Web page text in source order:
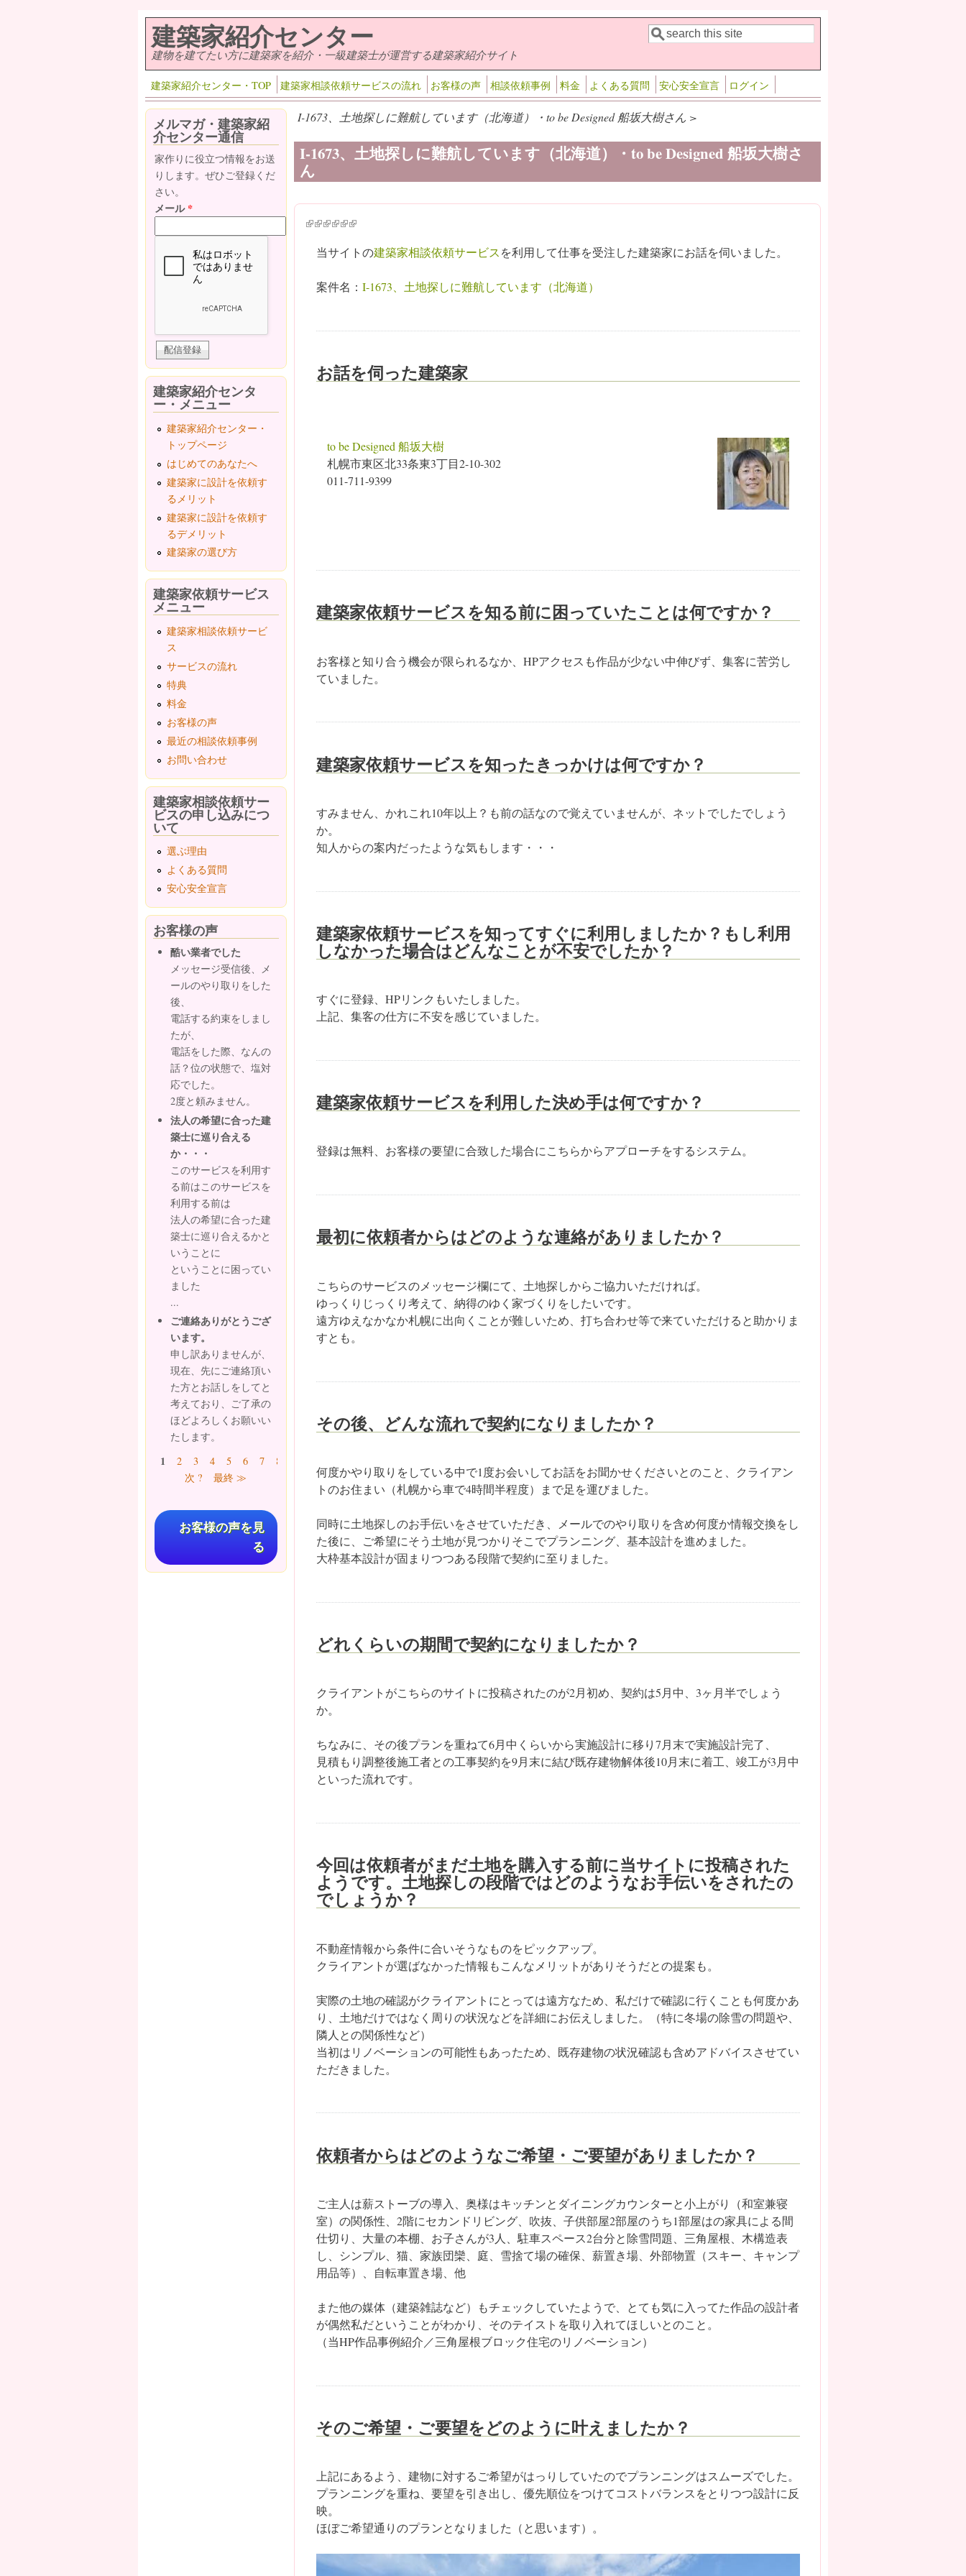
建築家紹介センター
建物を建てたい方に建築家を紹介・一級建築士が運営する建築家紹介サイト 検索フォーム
検索
建築家紹介センター・TOP 建築家相談依頼サービスの流れ お客様の声 相談依頼事例 料金 よくある質問 安心安全宣言 ログイン
I-1673、土地探しに難航しています（北海道）・to be Designed 船坂大樹さん >
I-1673、土地探しに難航しています（北海道）・to be Designed 船坂大樹さ
ん
(link is external)
(link is external)
(link is external)
(link is external)
(link is external)
(link is external)
当サイトの建築家相談依頼サービスを利用して仕事を受注した建築家にお話を伺いました。
案件名： I-1673、土地探しに難航しています（北海道）
お話を伺った建築家
to be Designed 船坂大樹
札幌市東区北33条東3丁目2-10-302
011-711-9399
建築家依頼サービスを知る前に困っていたことは何ですか？
お客様と知り合う機会が限られるなか、HPアクセスも作品が少ない中伸びず、集客に苦労し
ていました。
建築家依頼サービスを知ったきっかけは何ですか？
すみません、かれこれ10年以上？も前の話なので覚えていませんが、ネットでしたでしょう
か。
知人からの案内だったような気もします・・・
建築家依頼サービスを知ってすぐに利用しましたか？もし利用
しなかった場合はどんなことが不安でしたか？
すぐに登録、HPリンクもいたしました。
上記、集客の仕方に不安を感じていました。
建築家依頼サービスを利用した決め手は何ですか？
登録は無料、お客様の要望に合致した場合にこちらからアプローチをするシステム。
最初に依頼者からはどのような連絡がありましたか？
こちらのサービスのメッセージ欄にて、土地探しからご協力いただければ。
ゆっくりじっくり考えて、納得のゆく家づくりをしたいです。
遠方ゆえなかなか札幌に出向くことが難しいため、打ち合わせ等で来ていただけると助かりま
すとも。
その後、どんな流れで契約になりましたか？
何度かやり取りをしている中で1度お会いしてお話をお聞かせくださいとのこと、クライアン
トのお住まい（札幌から車で4時間半程度）まで足を運びました。
同時に土地探しのお手伝いをさせていただき、メールでのやり取りを含め何度か情報交換をし
た後に、ご希望にそう土地が見つかりそこでプランニング、基本設計を進めました。
大枠基本設計が固まりつつある段階で契約に至りました。
どれくらいの期間で契約になりましたか？
クライアントがこちらのサイトに投稿されたのが2月初め、契約は5月中、3ヶ月半でしょう
か。
ちなみに、その後プランを重ねて6月中くらいから実施設計に移り7月末で実施設計完了、
見積もり調整後施工者との工事契約を9月末に結び既存建物解体後10月末に着工、竣工が3月中
といった流れです。
今回は依頼者がまだ土地を購入する前に当サイトに投稿された
ようです。土地探しの段階ではどのようなお手伝いをされたの
でしょうか？
不動産情報から条件に合いそうなものをピックアップ。
クライアントが選ばなかった情報もこんなメリットがありそうだとの提案も。
実際の土地の確認がクライアントにとっては遠方なため、私だけで確認に行くことも何度かあ
り、土地だけではなく周りの状況などを詳細にお伝えしました。（特に冬場の除雪の問題や、
隣人との関係性など）
当初はリノベーションの可能性もあったため、既存建物の状況確認も含めアドバイスさせてい
ただきました。
依頼者からはどのようなご希望・ご要望がありましたか？
ご主人は薪ストーブの導入、奥様はキッチンとダイニングカウンターと小上がり（和室兼寝
室）の関係性、2階にセカンドリビング、吹抜、子供部屋2部屋のうち1部屋はの家具による間
仕切り、大量の本棚、お子さんが3人、駐車スペース2台分と除雪問題、三角屋根、木構造表
し、シンプル、猫、家族団欒、庭、雪捨て場の確保、薪置き場、外部物置（スキー、キャンプ
用品等）、自転車置き場、他
また他の媒体（建築雑誌など）もチェックしていたようで、とても気に入ってた作品の設計者
が偶然私だということがわかり、そのテイストを取り入れてほしいとのこと。
（当HP作品事例紹介／三角屋根ブロック住宅のリノベーション）
そのご希望・ご要望をどのように叶えましたか？
上記にあるよう、建物に対するご希望がはっりしていたのでプランニングはスムーズでした。
プランニングを重ね、要望を引き出し、優先順位をつけてコストバランスをとりつつ設計に反
映。
ほぼご希望通りのプランとなりました（と思います）。
メルマガ・建築家紹
介センター通信
家作りに役立つ情報をお送
りします。ぜひご登録くだ
さい。
メール*
建築家紹介センタ
ー・メニュー
建築家紹介センター・
トップページ
はじめてのあなたへ
建築家に設計を依頼す
るメリット
建築家に設計を依頼す
るデメリット
建築家の選び方
建築家依頼サービス
メニュー
建築家相談依頼サービ
ス
サービスの流れ
特典
料金
お客様の声
最近の相談依頼事例
お問い合わせ
建築家相談依頼サー
ビスの申し込みにつ
いて
選ぶ理由
よくある質問
安心安全宣言
お客様の声
酷い業者でした
メッセージ受信後、メ
ールのやり取りをした
後、
電話する約束をしまし
たが、
電話をした際、なんの
話？位の状態で、塩対
応でした。
2度と頼みません。
法人の希望に合った建
築士に巡り合える
か・・・
このサービスを利用す
る前はこのサービスを
利用する前は
法人の希望に合った建
築士に巡り合えるかと
いうことに
ということに困ってい
ました
...
ご連絡ありがとうござ
います。
申し訳ありませんが、
現在、先にご連絡頂い
た方とお話しをしてと
考えており、ご了承の
ほどよろしくお願いい
たします。
ページ
1 2 3 4 5 6 7 8
次 ?
最終 ≫
お客様の声を見
る